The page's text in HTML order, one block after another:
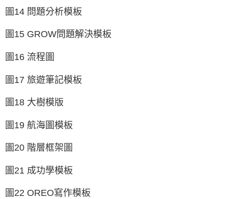
圖14 問題分析模板
圖15 GROW問題解決模板
圖16 流程圖
圖17 旅遊筆記模板
圖18 大樹模版
圖19 航海圖模板
圖20 階層框架圖
圖21 成功學模板
圖22 OREO寫作模板